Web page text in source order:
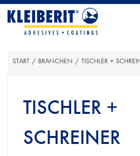
STARTSEITE
PRODUKTE
START / BRANCHEN / TISCHLER +
TISCHLER +
SCHREINER